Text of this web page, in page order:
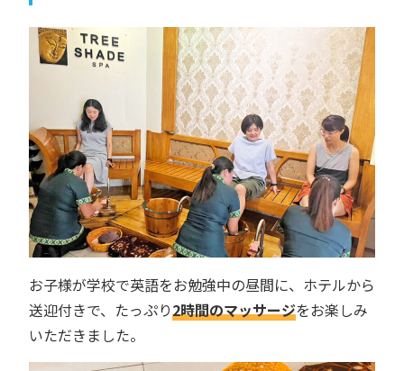
お子様が学校で英語をお勉強中の昼間に、ホテルから
送迎付きで、たっぷり2時間のマッサージをお楽しみ
いただきました。